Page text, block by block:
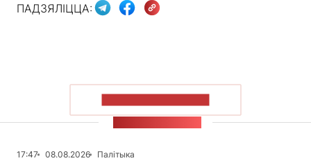
ПАДЗЯЛІЦЦА:
17:47 08.08.2026
Палітыка